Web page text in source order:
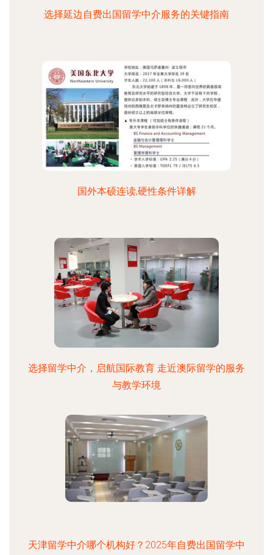
选择延边自费出国留学中介服务的关键指南
国外本硕连读,硬性条件详解
选择留学中介，启航国际教育 走近澳际留学的服务
与教学环境
天津留学中介哪个机构好？2025年自费出国留学中